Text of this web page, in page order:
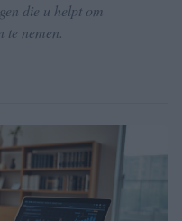
die u helpt om
te nemen.